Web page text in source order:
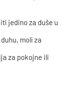
jedino za duše u
moli za
za pokojne ili